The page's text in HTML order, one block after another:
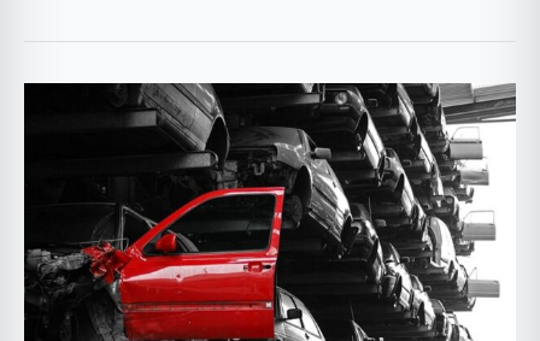
vouchere
plus
pentru
Programul